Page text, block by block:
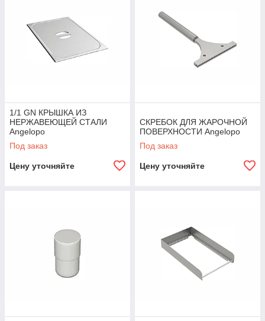
1/1 GN КРЫШКА ИЗ
НЕРЖАВЕЮЩЕЙ СТАЛИ
Angelopo
Под заказ
Цену уточняйте
СКРЕБОК ДЛЯ ЖАРОЧНОЙ
ПОВЕРХНОСТИ Angelopo
Под заказ
Цену уточняйте